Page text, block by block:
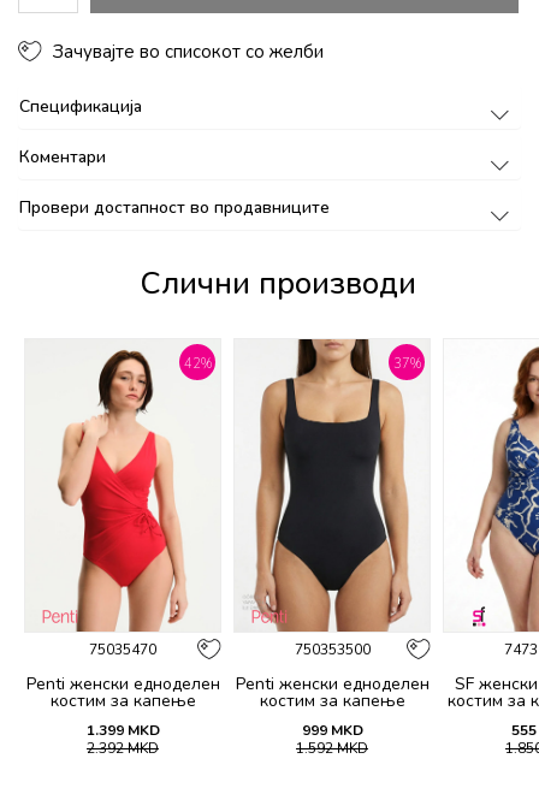
Зачувајте во списокот со желби
Спецификација
Коментари
Провери достапност во продавниците
Слични производи
42%
75035470
Penti женски едноделен
костим за капење
SUIT
1.399 MKD
2.392MKD
37%
750353500
Penti женски едноделен
костим за капење
SUIT
999 MKD
1.592MKD
SF
костим за
555